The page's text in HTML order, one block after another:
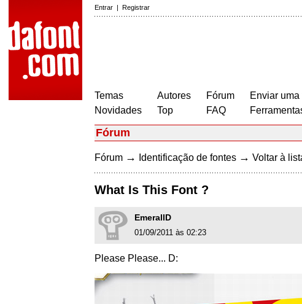
Entrar | Registrar
Temas
Novidades
Autores
Top
Fórum
FAQ
Enviar uma
Fórum
Fórum → Identificação de fontes → Voltar à
What Is This Font ?
EmerallD
01/09/2011 às 02:23
Please Please... D: